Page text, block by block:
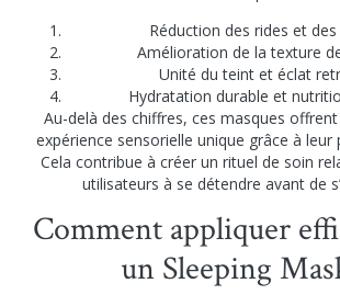
Réduction des rides et des
Amélioration de la texture
Unité du teint et éclat
Hydratation durable et
Au-delà des chiffres, ces masques
expérience sensorielle unique grâce à leur
Cela contribue à créer un rituel de soin
utilisateurs à se détendre avant de
Comment appliquer
un Sleeping